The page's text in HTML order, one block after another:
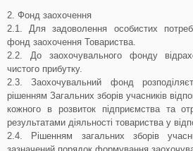
2. Фонд заохочення
2.1. Для задоволення особистих потреб
фонд заохочення Товариства.
2.2. До заохочувального фонду
чистого прибутку.
2.3. Заохочувальний фонд
рішенням Загальних зборів учасників
кожного в розвиток підприємства та
результатами діяльності товариства у
2.4. Рішенням загальних зборів